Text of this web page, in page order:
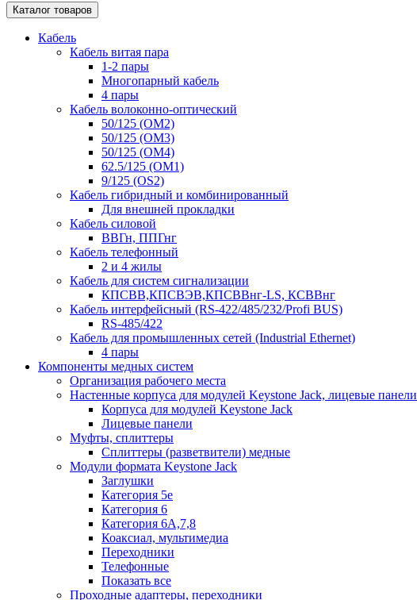
Каталог товаров
Кабель
Кабель витая пара
1-2 пары
Многопарный кабель
4 пары
Кабель волоконно-оптический
50/125 (OM2)
50/125 (OM3)
50/125 (OM4)
62.5/125 (OM1)
9/125 (OS2)
Кабель гибридный и комбинированный
Для внешней прокладки
Кабель силовой
ВВГн, ППГнг
Кабель телефонный
2 и 4 жилы
Кабель для систем сигнализации
КПСВВ,КПСВЭВ,КПСВВнг-LS, КСВВнг
Кабель интерфейсный (RS-422/485/232/Profi BUS)
RS-485/422
Кабель для промышленных сетей (Industrial Ethernet)
4 пары
Компоненты медных систем
Организация рабочего места
Настенные корпуса для модулей Keystone Jack, лицевые панели
Корпуса для модулей Keystone Jack
Лицевые панели
Муфты, сплиттеры
Сплиттеры (разветвители) медные
Модули формата Keystone Jack
Заглушки
Категория 5е
Категория 6
Категория 6А,7,8
Коаксиал, мультимедиа
Переходники
Телефонные
Показать все
Проходные адаптеры, переходники